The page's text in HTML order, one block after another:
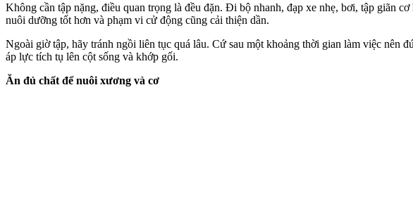
Không cần tập nặng, điều quan trọng là đều đặn. Đi bộ nhanh, đạp xe nhẹ, bơi, tập giãn
nuôi dưỡng tốt hơn và phạm vi cử động cũng cải thiện dần.
Ngoài giờ tập, hãy tránh ngồi liên tục quá lâu. Cứ sau một khoảng thời gian làm việc
áp lực tích tụ lên cột sống và khớp gối.
Ăn đủ chất để nuôi xương và cơ